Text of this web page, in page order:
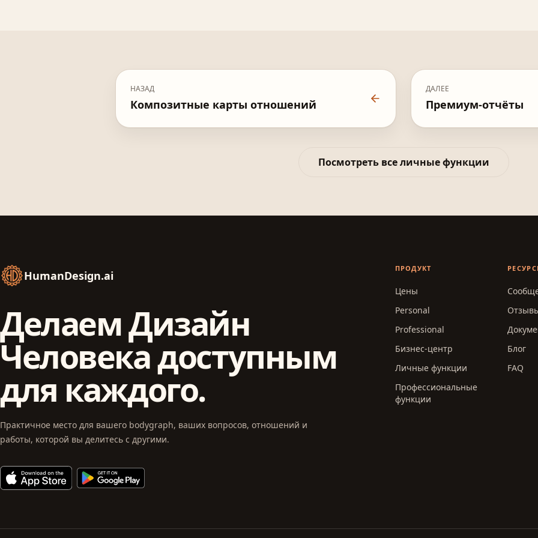
НАЗАД
Композитные карты отношений
ДАЛЕЕ
Премиум-отчёты
Посмотреть все личные функции
HumanDesign.ai
Делаем Дизайн
Человека доступным
для каждого.
Практичное место для вашего bodygraph, ваших вопросов, отношений и
работы, которой вы делитесь с другими.
ПРОДУКТ
Цены
Personal
Professional
Бизнес-центр
Личные функции
Профессиональные
функции
Блог
FAQ